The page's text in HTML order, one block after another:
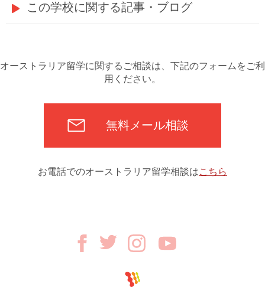
この学校に関する記事・ブログ
オーストラリア留学に関するご相談は、下記のフォームをご利
用ください。
無料メール相談
お電話でのオーストラリア留学相談はこちら